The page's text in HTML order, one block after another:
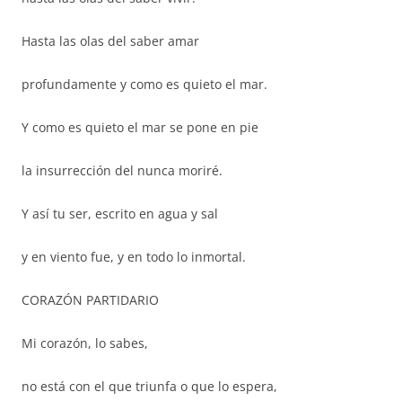
Hasta las olas del saber amar
profundamente y como es quieto el mar.
Y como es quieto el mar se pone en pie
la insurrección del nunca moriré.
Y así tu ser, escrito en agua y sal
y en viento fue, y en todo lo inmortal.
CORAZÓN PARTIDARIO
Mi corazón, lo sabes,
no está con el que triunfa o que lo espera,